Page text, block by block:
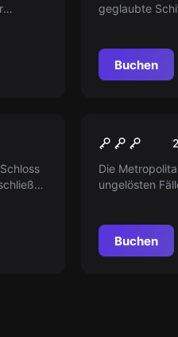
geglaubte
Buchen
Baker
Die
ungelösten
Buchen